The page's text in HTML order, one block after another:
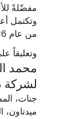
مفضّلةً
وتكتمل
من عام 2026.
وتعليقاً
محمد
لشركة
جنات،
ميدتاون،